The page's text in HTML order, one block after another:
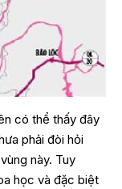
có thể thấy đây
phải đòi hỏi
này. Tuy
học và đặc biệt